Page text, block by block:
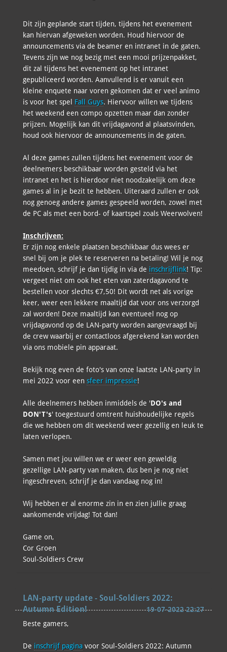
Dit zijn geplande start tijden, tijdens het evenement
kan hiervan afgeweken worden. Houd hiervoor de
announcements via de beamer en intranet in de gaten.
Tevens zijn we nog bezig met een mooi prijzenpakket,
dit zal tijdens het evenement op het intranet
gepubliceerd worden. Aanvullend is er vanuit een
kleine enquete naar voren gekomen dat er veel animo
is voor het spel Fall Guys. Hiervoor willen we tijdens
het weekend een compo opzetten maar dan zonder
prijzen. Mogelijk kan dit vrijdagavond al plaatsvinden,
houd ook hiervoor de announcements in de gaten.
Al deze games zullen tijdens het evenement voor de
deelnemers beschikbaar worden gesteld via het
intranet en het is hierdoor niet noodzakelijk om deze
games al in je bezit te hebben. Uiteraard zullen er ook
nog genoeg andere games gespeeld worden, zowel met
de PC als met een bord- of kaartspel zoals Weerwolven!
Inschrijven:
Er zijn nog enkele plaatsen beschikbaar dus wees er
snel bij om je plek te reserveren na betaling! Wil je nog
meedoen, schrijf je dan tijdig in via de inschrijflink! Tip:
vergeet niet om ook het eten van zaterdagavond te
bestellen voor slechts €7,50! Dit wordt net als vorige
keer, weer een lekkere maaltijd dat voor ons verzorgd
zal worden! Deze maaltijd kan eventueel nog op
vrijdagavond op de LAN-party worden aangevraagd bij
de crew waarbij er contactloos afgerekend kan worden
via ons mobiele pin apparaat.
Bekijk nog even de foto's van onze laatste LAN-party in
mei 2022 voor een sfeer impressie!
Alle deelnemers hebben inmiddels de 'DO's and
DON'T's' toegestuurd omtrent huishoudelijke regels
die we hebben om dit weekend weer gezellig en leuk te
laten verlopen.
Samen met jou willen we er weer een geweldig
gezellige LAN-party van maken, dus ben je nog niet
ingeschreven, schrijf je dan vandaag nog in!
Wij hebben er al enorme zin in en zien jullie graag
aankomende vrijdag! Tot dan!
Game on,
Cor Groen
Soul-Soldiers Crew
LAN-party update - Soul-Soldiers 2022:
Autumn Edition!
19-07-2022 22:27
Beste gamers,
De inschrijf pagina voor Soul-Soldiers 2022: Autumn